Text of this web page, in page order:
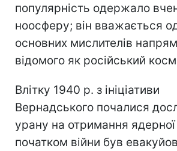
популярність одержало
ноосферу; він вважається
основних мислителів
відомого як російський
Влітку 1940 р. з ініціативи
Вернадського почалися
урану на отримання ядерної
початком війни був